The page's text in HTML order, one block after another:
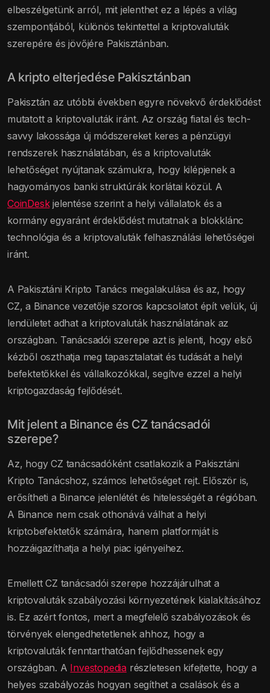
elbeszélgetünk arról, mit jelenthet ez a lépés a világ
szempontjából, különös tekintettel a kriptovaluták
szerepére és jövőjére Pakisztánban.
A kripto elterjedése Pakisztánban
Pakisztán az utóbbi években egyre növekvő érdeklődést
mutatott a kriptovaluták iránt. Az ország fiatal és tech-
savvy lakossága új módszereket keres a pénzügyi
rendszerek használatában, és a kriptovaluták
lehetőséget nyújtanak számukra, hogy kilépjenek a
hagyományos banki struktúrák korlátai közül. A
CoinDeskjelentése szerint a helyi vállalatok és a
kormány egyaránt érdeklődést mutatnak a blokklánc
technológia és a kriptovaluták felhasználási lehetőségei
iránt.
A Pakisztáni Kripto Tanács megalakulása és az, hogy
CZ, a Binance vezetője szoros kapcsolatot épít velük, új
lendületet adhat a kriptovaluták használatának az
országban. Tanácsadói szerepe azt is jelenti, hogy első
kézből oszthatja meg tapasztalatait és tudását a helyi
befektetőkkel és vállalkozókkal, segítve ezzel a helyi
kriptogazdaság fejlődését.
Mit jelent a Binance és CZ tanácsadói
szerepe?
Az, hogy CZ tanácsadóként csatlakozik a Pakisztáni
Kripto Tanácshoz, számos lehetőséget rejt. Először is,
erősítheti a Binance jelenlétét és hitelességét a régióban.
A Binance nem csak othonává válhat a helyi
kriptobefektetők számára, hanem platformját is
hozzáigazíthatja a helyi piac igényeihez.
Emellett CZ tanácsadói szerepe hozzájárulhat a
kriptovaluták szabályozási környezetének kialakításához
is. Ez azért fontos, mert a megfelelő szabályozások és
törvények elengedhetetlenek ahhoz, hogy a
kriptovaluták fenntarthatóan fejlődhessenek egy
országban. A Investopedia részletesen kifejtette, hogy a
helyes szabályozás hogyan segíthet a csalások és a